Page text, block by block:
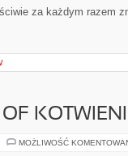
za każdym razem
MOŻLIWOŚĆ